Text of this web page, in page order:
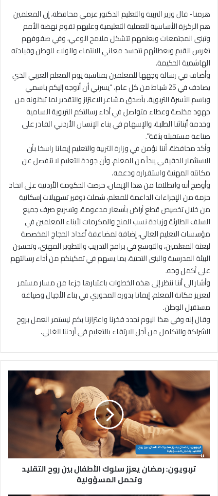
هرمنا- قال وزير التربية والتعليم الدكتور عزمي محافظة، إن المعلمين
هم الركيزة الأساسية للعملية التعليمية وعليهم تقوم نهضة الأمم
وتبنى المجتمعات وبعلمهم تتشكل ملامح الوعي، وفي صفوفهم
تغرس القيم وبعطائهم تتجسد معاني الانتماء والولاء للوطن وقيادته
الهاشمية الحكيمة.
وأضاف في رسالة وجهها للمعلمين بمناسبة يوم المعلم العربي الذي
يصادف في 25 شباط من كل عام، “يسرني أن أتوجه إليكم باسمي
وباسم الأسرة التربوية، بأصدق مشاعر الاعتزاز والتقدير لما تبذلونه من
جهود مخلصة وعطاء متواصل في أداء رسالتكم التربوية السامية
وخدمة أبنائنا الطلبة، والإسهام في بناء الإنسان الأردني القادر على
صناعة مستقبله بثقة”.
وأكد محافظة، أننا نؤمن في وزارة التربية والتعليم إيمانا راسخا بأن
الاستثمار الحقيقي يبدأ من المعلم، وأن جودة التعليم لا تنفصل عن
مكانته المهنية واستقراره ودعمه.
وأوضح أنه وانطلاقا من هذا الإيمان، حرصت الحكومة الأردنية على اتخاذ
حزمة من الإجراءات الداعمة للمعلم، شملت توفير تسهيلات إسكانية
من خلال تخصيص قطع أراض بأسعار مدعومة، وتسريع صرف جميع
السلف الطارئة وزيادة نسب المنح والمكرمات لأبناء المعلمين في
مؤسسات التعليم العالي، إضافة لمضاعفة أعداد الحجاج المخصصة
لبعثة المعلمين، والتوسع في برامج التدريب والتطوير المهني، وتحسين
البيئة المدرسية والبنى التحتية، بما يسهم في تمكينكم من أداء رسالتهم
على أكمل وجه.
وأشار الى أننا ننظر إلى هذه الخطوات باعتبارها جزءا من مسار مستمر
لتعزيز مكانة المعلم، إيمانا بدوره المحوري في بناء الأجيال وصياغة
مستقبل الوطن.
وقال إنه وفي هذا اليوم نجدد فخرنا واعتزازنا بكم ليستمر العمل بروح
الشراكة والتكامل من أجل الارتقاء بالتعليم في أردننا الغالي.
ر
ب
و
و
:
ر
تربويون: رمضان يعزز سلوك الأطفال بين روح التقليد
وتحمل المسؤولية